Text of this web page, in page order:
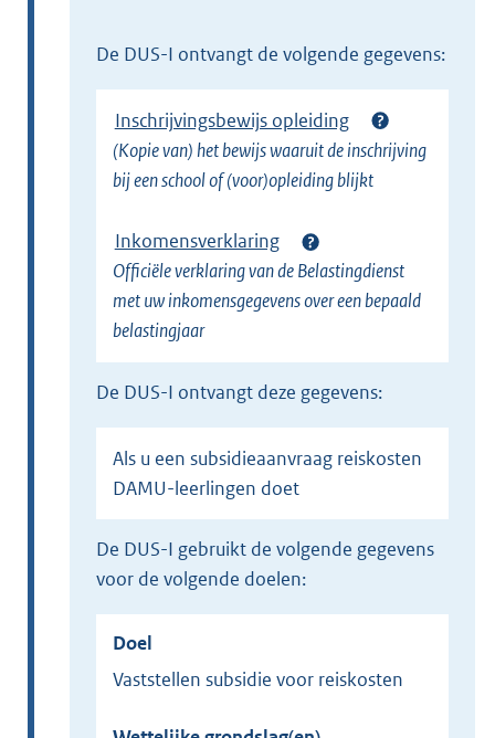
De DUS-I ontvangt de volgende gegevens:
Inschrijvingsbewijs opleiding
(Kopie van) het bewijs waaruit de inschrijving
bij een school of (voor)opleiding blijkt
Inkomensverklaring
Officiële verklaring van de Belastingdienst
met uw inkomensgegevens over een bepaald
belastingjaar
De DUS-I ontvangt deze gegevens:
Als u een subsidieaanvraag reiskosten
DAMU-leerlingen doet
De DUS-I gebruikt de volgende gegevens
voor de volgende doelen:
Doel
Vaststellen subsidie voor reiskosten